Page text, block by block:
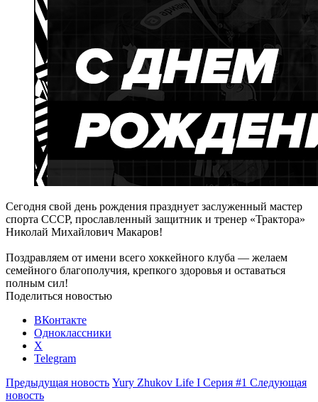
Сегодня свой день рождения празднует заслуженный мастер
спорта СССР, прославленный защитник и тренер «Трактора»
Николай Михайлович Макаров!
Поздравляем от имени всего хоккейного клуба — желаем
семейного благополучия, крепкого здоровья и оставаться
полным сил!
Поделиться новостью
ВКонтакте
Одноклассники
X
Telegram
Предыдущая новость Yury Zhukov Life I Серия #1 Следующая
новость